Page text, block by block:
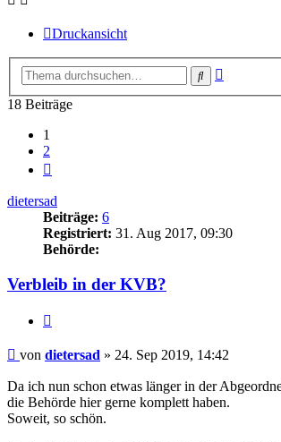
Druckansicht
Suche
18 Beiträge
1
2
dietersad
Beiträge: 6
Registriert: 31. Aug 2017, 09:30
Behörde:
Verbleib in der KVB?
Beitrag
von dietersad » 24. Sep 2019, 14:42
Da ich nun schon etwas länger in der
die Behörde hier gerne komplett haben.
Soweit, so schön.